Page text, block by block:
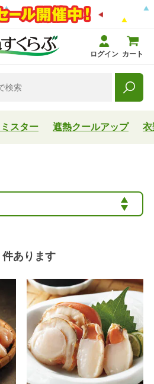
ログイン カート
スター 遮熱クールアップ 衣
件あります